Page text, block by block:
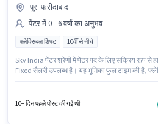
पूरा फरीदाबाद
पेंटर में 0 - 6 वर्षो का अनुभव
फ्लेक्सिबल शिफ्ट 10वीं से नीचे
Skv India पेंटर श्रेणी में पेंटर पद के लिए सक्रिय रूप से
Fixed सैलरी उपलब्ध है। यह भूमिका फुल टाइम की है,
उपयुक्त हैं।
10+ दिन पहले पोस्ट की गई थी